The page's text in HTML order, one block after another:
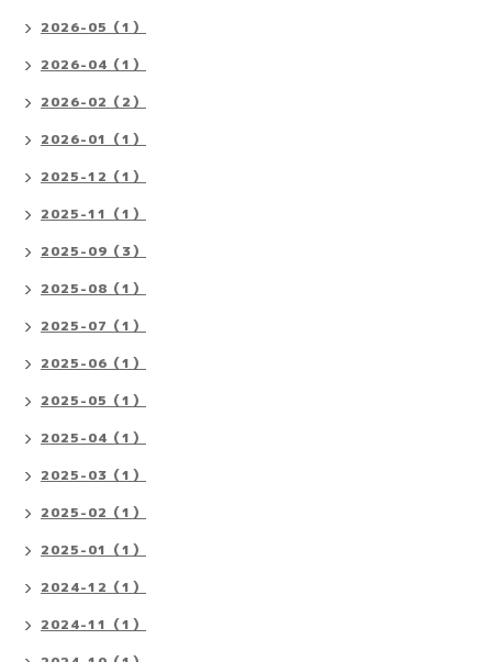
2026-05（1）
2026-04（1）
2026-02（2）
2026-01（1）
2025-12（1）
2025-11（1）
2025-09（3）
2025-08（1）
2025-07（1）
2025-06（1）
2025-05（1）
2025-04（1）
2025-03（1）
2025-02（1）
2025-01（1）
2024-12（1）
2024-11（1）